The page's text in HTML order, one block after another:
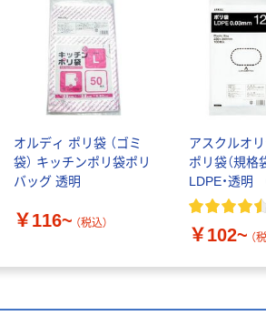
オルディ ポリ袋 （ゴミ
袋） キッチンポリ袋ポリ
バッグ 透明
￥116~ （税込）
アスクルオ
ポリ袋（規格
LDPE・透
￥102~ （